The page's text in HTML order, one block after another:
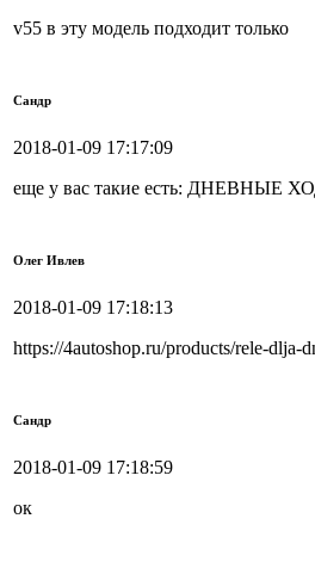
v55 в эту модель подходит только
Сандр
2018-01-09 17:17:09
еще у вас такие есть: ДНЕВНЫЕ
Олег Ивлев
2018-01-09 17:18:13
https://4autoshop.ru/products/rele-dlja-
Сандр
2018-01-09 17:18:59
ок